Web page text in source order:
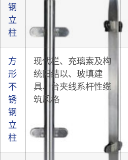
钢
立
柱
方
形
不
锈
钢
立
柱
现代栏、充璃索及构
统阳结以、玻填建
具、台夹线系杆性缆
筑风格